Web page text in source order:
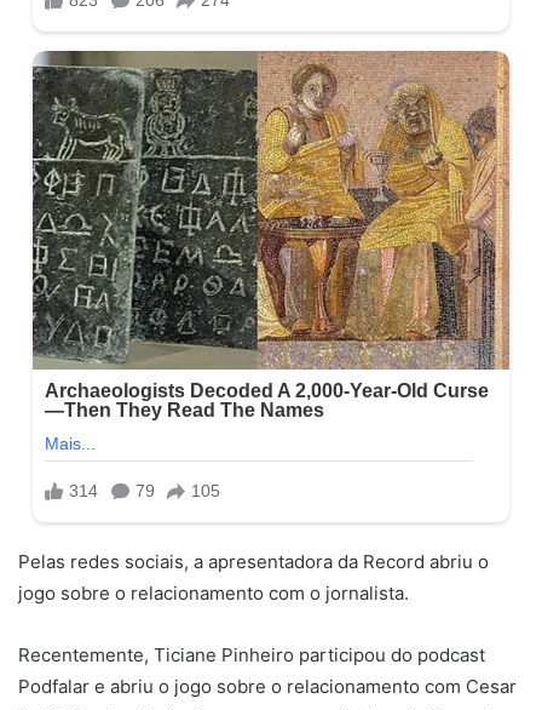
Pelas redes sociais, a apresentadora da Record abriu o
jogo sobre o relacionamento com o jornalista.
Recentemente, Ticiane Pinheiro participou do podcast
Podfalar e abriu o jogo sobre o relacionamento com Cesar